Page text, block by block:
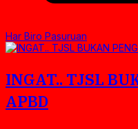
Har Biro Pasuruan
INGAT.. TJSL
APBD